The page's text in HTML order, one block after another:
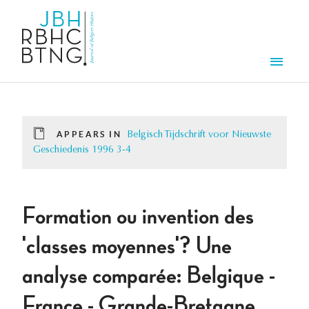
APPEARS IN
Belgisch Tijdschrift voor Nieuwste
Geschiedenis 1996 3-4
Formation ou invention des
'classes moyennes'? Une
analyse comparée: Belgique -